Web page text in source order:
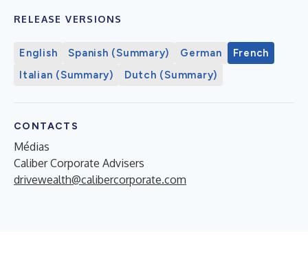
RELEASE VERSIONS
English Spanish (Summary) German
French
Italian (Summary)
Dutch (Summary)
CONTACTS
Médias
Caliber Corporate Advisers
drivewealth@calibercorporate.com